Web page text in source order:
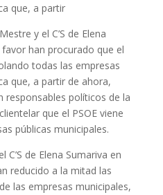
que, a partir
y el C’S de Elena
han procurado que el
todas las empresas
que, a partir de ahora,
responsables políticos de la
que el PSOE viene
públicas municipales.
C’S de Elena Sumariva en
reducido a la mitad las
las empresas municipales,